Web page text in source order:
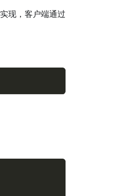
实现，客户端通过